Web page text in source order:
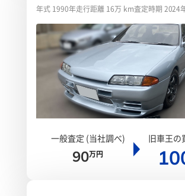
年式 1990年走行距離 16万 km査定時期 2024
一般査定 (当社調べ)
90万円
旧車王の